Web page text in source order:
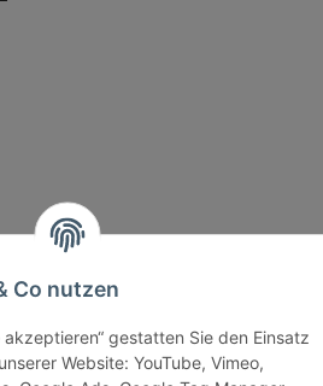
Co nutzen
akzeptieren“ gestatten Sie den Einsatz
Website: YouTube, Vimeo,